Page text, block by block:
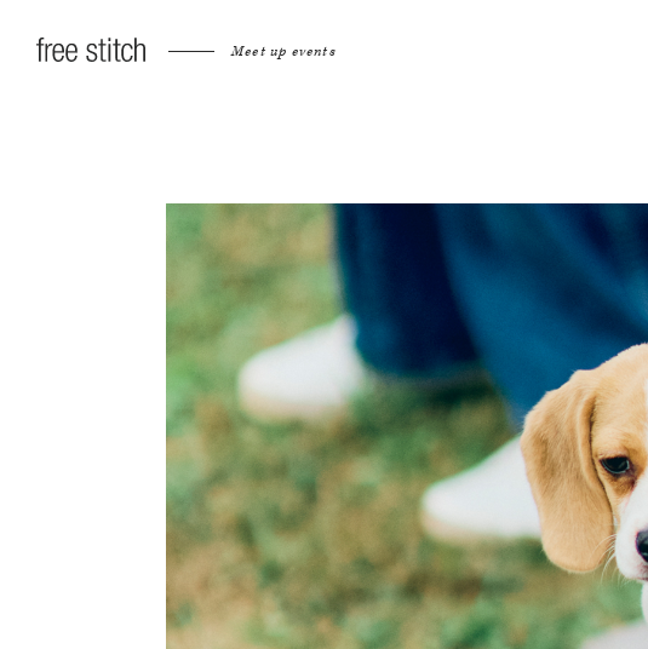
Meet up events